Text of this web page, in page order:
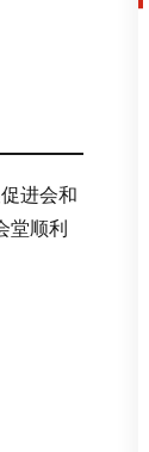
进会和
堂顺利